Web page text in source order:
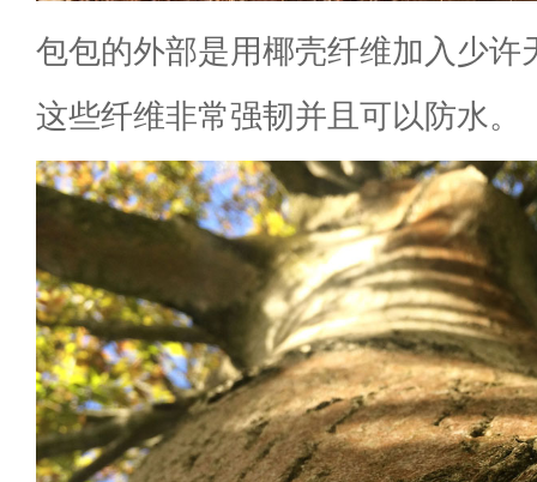
包包的外部是用椰壳纤维加入少许
这些纤维非常强韧并且可以防水。